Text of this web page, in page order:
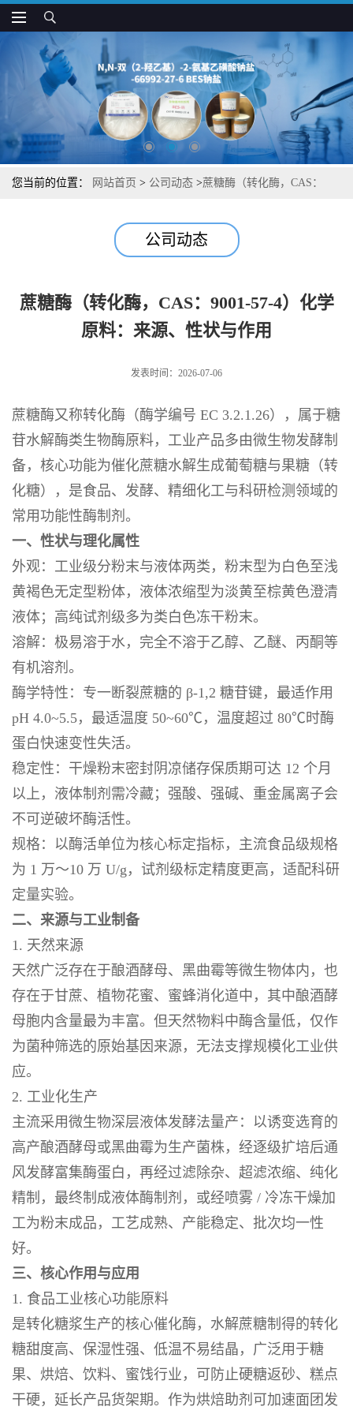
您当前的位置： 网站首页 > 公司动态 >蔗糖酶（转化酶，CAS：
公司动态
蔗糖酶（转化酶，CAS：9001-57-4）化学
原料：来源、性状与作用
发表时间：2026-07-06
蔗糖酶又称转化酶（酶学编号 EC 3.2.1.26），属于糖
苷水解酶类生物酶原料，工业产品多由微生物发酵制
备，核心功能为催化蔗糖水解生成葡萄糖与果糖（转
化糖），是食品、发酵、精细化工与科研检测领域的
常用功能性酶制剂。
一、性状与理化属性
外观：工业级分粉末与液体两类，粉末型为白色至浅
黄褐色无定型粉体，液体浓缩型为淡黄至棕黄色澄清
液体；高纯试剂级多为类白色冻干粉末。
溶解：极易溶于水，完全不溶于乙醇、乙醚、丙酮等
有机溶剂。
酶学特性：专一断裂蔗糖的 β-1,2 糖苷键，最适作用
pH 4.0~5.5，最适温度 50~60℃，温度超过 80℃时酶
蛋白快速变性失活。
稳定性：干燥粉末密封阴凉储存保质期可达 12 个月
以上，液体制剂需冷藏；强酸、强碱、重金属离子会
不可逆破坏酶活性。
规格：以酶活单位为核心标定指标，主流食品级规格
为 1 万～10 万 U/g，试剂级标定精度更高，适配科研
定量实验。
二、来源与工业制备
1. 天然来源
天然广泛存在于酿酒酵母、黑曲霉等微生物体内，也
存在于甘蔗、植物花蜜、蜜蜂消化道中，其中酿酒酵
母胞内含量最为丰富。但天然物料中酶含量低，仅作
为菌种筛选的原始基因来源，无法支撑规模化工业供
应。
2. 工业化生产
主流采用微生物深层液体发酵法量产：以诱变选育的
高产酿酒酵母或黑曲霉为生产菌株，经逐级扩培后通
风发酵富集酶蛋白，再经过滤除杂、超滤浓缩、纯化
精制，最终制成液体酶制剂，或经喷雾 / 冷冻干燥加
工为粉末成品，工艺成熟、产能稳定、批次均一性
好。
三、核心作用与应用
1. 食品工业核心功能原料
是转化糖浆生产的核心催化酶，水解蔗糖制得的转化
糖甜度高、保湿性强、低温不易结晶，广泛用于糖
果、烘焙、饮料、蜜饯行业，可防止硬糖返砂、糕点
干硬，延长产品货架期。作为烘焙助剂可加速面团发